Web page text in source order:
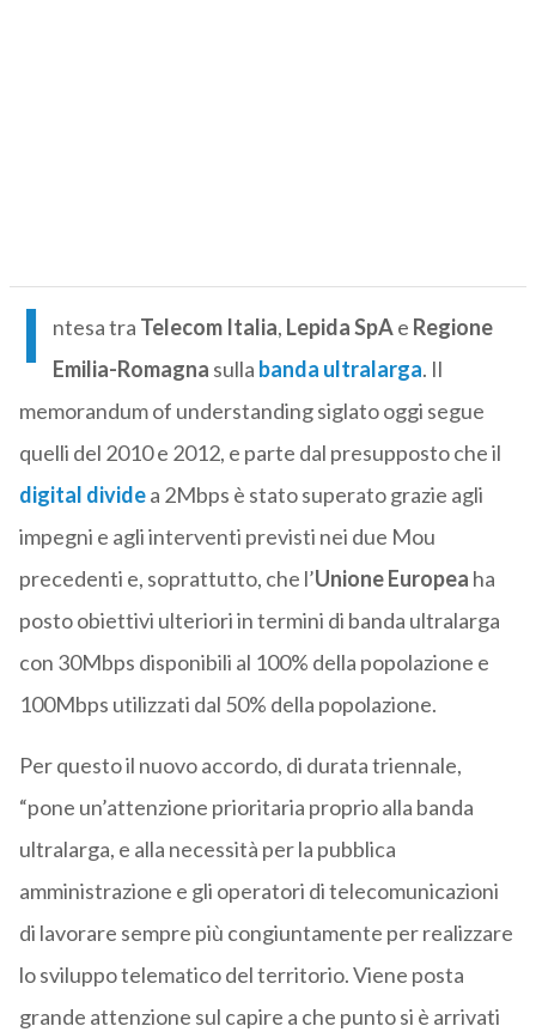
I ntesa tra Telecom Italia, Lepida SpAe Regione
Emilia-Romagna sulla banda ultralarga. Il
memorandum of understanding siglato oggi segue
quelli del 2010 e 2012, e parte dal presupposto che il
digital dividea 2Mbps è stato superato grazie agli
impegni e agli interventi previsti nei due Mou
precedenti e, soprattutto, che l’Unione Europea ha
posto obiettivi ulteriori in termini di banda ultralarga
con 30Mbps disponibili al 100% della popolazione e
100Mbps utilizzati dal 50% della popolazione.
Per questo il nuovo accordo, di durata triennale,
“pone un’attenzione prioritaria proprio alla banda
ultralarga, e alla necessità per la pubblica
amministrazione e gli operatori di telecomunicazioni
di lavorare sempre più congiuntamente per realizzare
lo sviluppo telematico del territorio. Viene posta
grande attenzione sul capire a che punto si è arrivati